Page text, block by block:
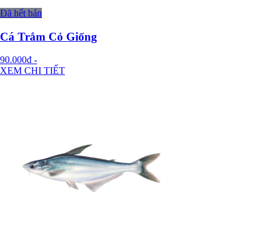
Đã hết bán
Cá Trắm Cỏ Giống
90.000đ -
XEM CHI TIẾT